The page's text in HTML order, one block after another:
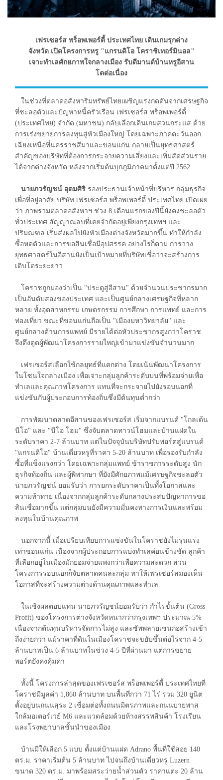
เฟรเซอร์ส พร็อพเพอร์ตี้ ประเทศไทย เดินเกมรุกต่าง
จังหวัด เปิดโครงการหรู "แกรนดิโอ โคราชิเทอร์มินอล"
เจาะทำเลศักยภาพใจกลางเมือง รับดีมานด์บ้านหรูอีสาน
โตต่อเนื่อง
ในช่วงที่ตลาดอสังหาริมทรัพย์ไทยเผชิญแรงกดดันจากเศรษฐกิจ
ที่ชะลอตัวและปัญหาหนี้ครัวเรือน เฟรเซอร์ส พร็อพเพอร์ตี้
(ประเทศไทย) จำกัด (มหาชน) กลับเลือกเดินเกมสวนกระแส ด้วย
การเร่งขยายการลงทุนสู่หัวเมืองใหญ่ โดยเฉพาะภาคตะวันออก
เฉียงเหนือที่นครราชสีมาและขอนแก่น กลายเป็นยุทธศาสตร์
สำคัญของบริษัทที่ต้องการกระจายความเสี่ยงและเพิ่มสัดส่วนราย
ได้จากต่างจังหวัด หลังจากเริ่มต้นบุกภูมิภาคมาตั้งแต่ปี 2562
นายภวรัญชน์ อุดมศิริ รองประธานเจ้าหน้าที่บริหาร กลุ่มธุรกิจ
เพื่อที่อยู่อาศัย บริษัท เฟรเซอร์ส พร็อพเพอร์ตี้ ประเทศไทย เปิดเผย
ว่า ภาพรวมตลาดอสังหาฯ ช่วง 8 เดือนแรกของปีนี้ยังคงชะลอตัว
ทั่วประเทศ สัญญาณลบที่เคยจำกัดอยู่เพียงกรุงเทพฯ และ
ปริมณฑล เริ่มส่งผลไปยังหัวเมืองต่างจังหวัดมากขึ้น ทำให้กำลัง
ซื้อหดตัวและการขอสินเชื่อมีอุปสรรค อย่างไรก็ตาม การวาง
ยุทธศาสตร์ในอีสานยังเป็นเป้าหมายที่บริษัทเชื่อว่าจะสร้างการ
เติบโตระยะยาว
โคราชถูกมองว่าเป็น "ประตูสู่อีสาน" ด้วยจำนวนประชากรมาก
เป็นอันดับสองของประเทศ และเป็นศูนย์กลางเศรษฐกิจที่หลาก
หลาย ทั้งอุตสาหกรรม เกษตรกรรม การศึกษา การแพทย์ และการ
ท่องเที่ยว ขณะที่ขอนแก่นถือเป็น "เมืองมหาวิทยาลัย" และ
ศูนย์กลางด้านการแพทย์ มีรายได้ต่อหัวประชากรสูงกว่าโคราช
จึงดึงดูดผู้พัฒนาโครงการรายใหญ่เข้ามาแข่งขันจำนวนมาก
เฟรเซอร์สเลือกใช้กลยุทธ์ที่แตกต่าง โดยเน้นพัฒนาโครงการ
ในโซนใจกลางเมือง เพื่อเจาะกลุ่มลูกค้าระดับบนที่พร้อมจ่ายเพื่อ
ทำเลและคุณภาพโครงการ แทนที่จะกระจายไปยังรอบนอกที่
แข่งขันกับผู้ประกอบการท้องถิ่นซึ่งมีต้นทุนต่ำกว่า
การพัฒนาตลาดอีสานของเฟรเซอร์ส เริ่มจากแบรนด์ "โกลเด้น
นีโอ" และ "นีโอ โฮม" ซึ่งจับตลาดทาวน์โฮมและบ้านแฝดใน
ระดับราคา 2-7 ล้านบาท แต่ในปัจจุบันบริษัทปรับพอร์ตสู่แบรนด์
"แกรนดิโอ" บ้านเดี่ยวหรูที่ราคา 5-20 ล้านบาท เพื่อรองรับกำลัง
ซื้อที่แข็งแรงกว่า โดยเฉพาะกลุ่มแพทย์ ข้าราชการระดับสูง นัก
ธุรกิจท้องถิ่น และผู้พิพากษา ที่ยังมีศักยภาพแม้เศรษฐกิจชะลอตัว
นายภวรัญชน์ ยอมรับว่า การยกระดับราคาเป็นทั้งโอกาสและ
ความท้าทาย เนื่องจากกลุ่มลูกค้าระดับกลางประสบปัญหาการขอ
สินเชื่อมากขึ้น แต่กลุ่มบนยังมีความมั่นคงทางการเงินและพร้อม
ลงทุนในบ้านคุณภาพ
นอกจากนี้ เมื่อเปรียบเทียบการแข่งขันในโคราชยังไม่รุนแรง
เท่าขอนแก่น เนื่องจากผู้ประกอบการแบ่งทำเลค่อนข้างชัด ลูกค้า
ที่เลือกอยู่ในเมืองมักยอมจ่ายแพงกว่าเพื่อความสะดวก ส่วน
โครงการรอบนอกก็จับตลาดคนละกลุ่ม ทาให้เฟรเซอร์สมองเห็น
โอกาสที่จะสร้างความต่างด้านคุณภาพและทำเล
ในเชิงผลตอบแทน นายภวรัญชน์ยอมรับว่า กำไรขั้นต้น (Gross
Profit) ของโครงการต่างจังหวัดหนากว่ากรุงเทพฯ ประมาณ 5%
เนื่องจากต้นทุนบริหารจัดการไม่สูง และซัพพลายเชนก่อสร้างเข้า
ถึงง่ายกว่า แม้ราคาที่ดินในเมืองโคราชจะขยับขึ้นต่อไร่จาก 4-5
ล้านบาทเป็น 6 ล้านบาทในช่วง 4-5 ปีที่ผ่านมา แต่การขยาย
พอร์ตยังคงคุ้มค่า
ทั้งนี้ โครงการล่าสุดของเฟรเซอร์ส พร็อพเพอร์ตี้ ประเทศไทยที่
โคราชมีมูลค่า 1,860 ล้านบาท บนพื้นที่กว่า 71 ไร่ รวม 320 ยูนิต
ตั้งอยู่บนถนนสุระ 2 เชื่อมต่อทั้งถนนมิตรภาพและถนนบายพาส
ใกล้มอเตอร์เวย์ M6 และแวดล้อมด้วยห้างสรรพสินค้า โรงเรียน
และโรงพยาบาลชั้นนำของเมือง
บ้านมีให้เลือก 5 แบบ ตั้งแต่บ้านแฝด Adrano พื้นที่ใช้สอย 140
ตร.ม. ราคาเริ่มต้น 5 ล้านบาท ไปจนถึงบ้านเดี่ยวหรู Luzern
ขนาด 320 ตร.ม. มาพร้อมสระว่ายน้ำส่วนตัว ราคาแตะ 20 ล้าน